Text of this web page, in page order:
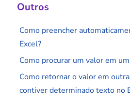
Outros
Como preencher
Excel?
Como procurar um valor em
Como retornar o valor em
contiver determinado texto no